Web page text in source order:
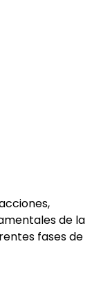
de la
fases de